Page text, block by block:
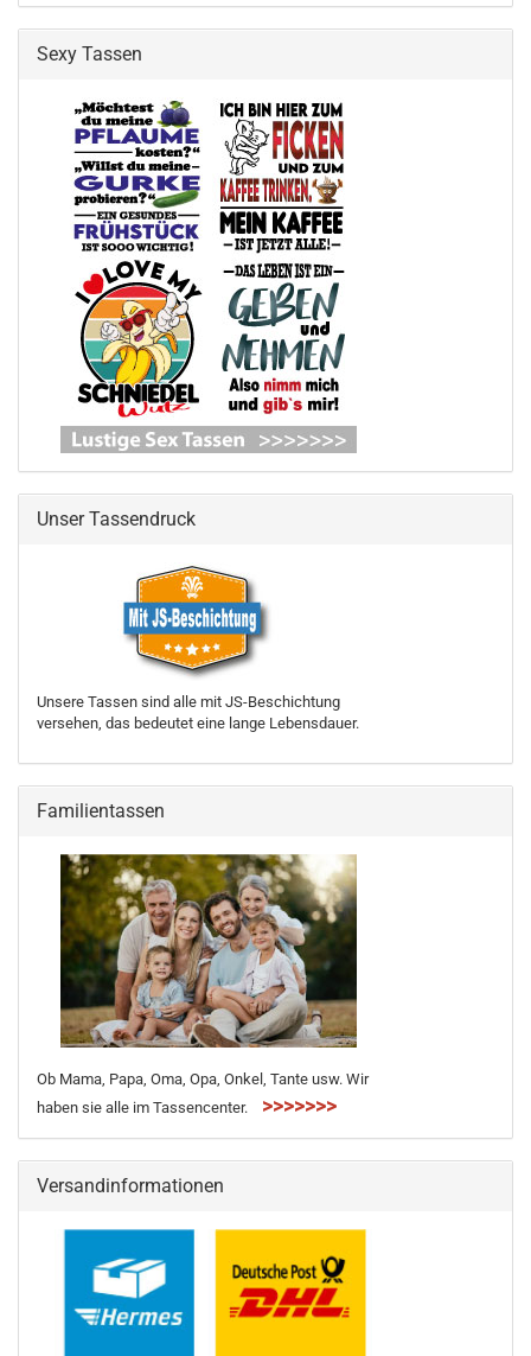
Sexy Tassen
Unser Tassendruck
Unsere Tassen sind alle mit JS-Beschichtung
versehen, das bedeutet eine lange Lebensdauer.
Familientassen
Ob Mama, Papa, Oma, Opa, Onkel, Tante usw. Wir
haben sie alle im Tassencenter. >>>>>>>
Versandinformationen